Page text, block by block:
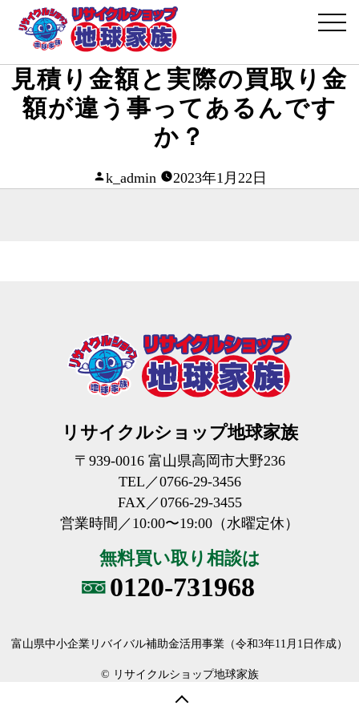
見積り金額と実際の買取り金
額が違う事ってあるんです
か？
投
k_admin 2023年1月22日
リサイクルショップ地球家族
〒939-0016 富山県高岡市大野236
TEL／0766-29-3456
FAX／0766-29-3455
営業時間／10:00〜19:00 （水曜定休）
無料買い取り相談は
0120-731968
富山県中小企業リバイバル補助金活用事業 （令和3年11月1日作成）
© リサイクルショップ地球家族